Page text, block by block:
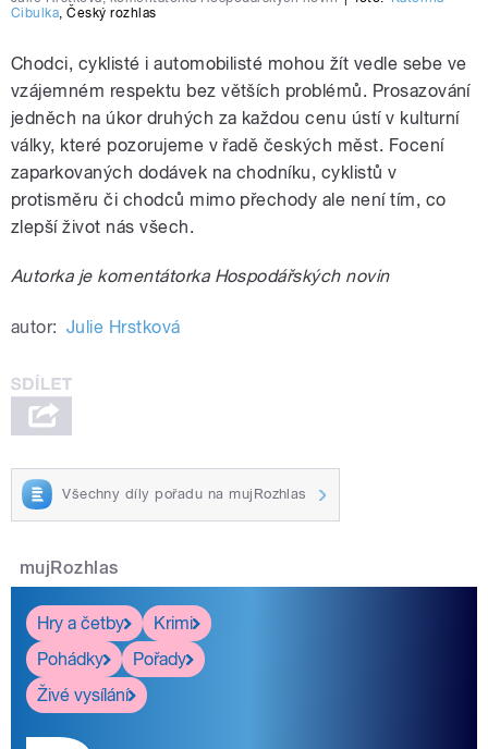
Cibulka ,Český rozhlas
Chodci, cyklisté i automobilisté mohou žít vedle sebe ve
vzájemném respektu bez větších problémů. Prosazování
jedněch na úkor druhých za každou cenu ústí v kulturní
války, které pozorujeme v řadě českých měst. Focení
zaparkovaných dodávek na chodníku, cyklistů v
protisměru či chodců mimo přechody ale není tím, co
zlepší život nás všech.
Autorka je komentátorka Hospodářských novin
autor: Julie Hrstková
Všechny díly pořadu na mujRozhlas
mujRozhlas
Hry a četby
Krimi
Pohádky
Pořady
Živé vysílání